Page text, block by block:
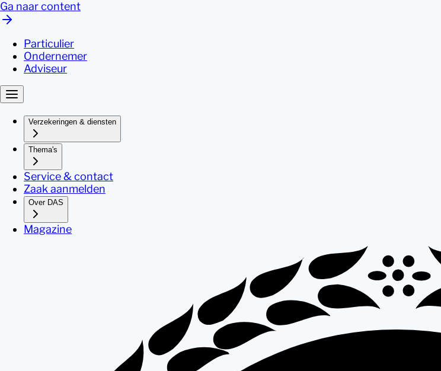
Ga naar content
Particulier
Ondernemer
Adviseur
Verzekeringen & diensten
Thema's
Service & contact
Zaak aanmelden
Over DAS
Magazine